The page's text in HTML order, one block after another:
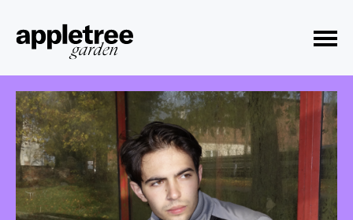
Toggle Menu